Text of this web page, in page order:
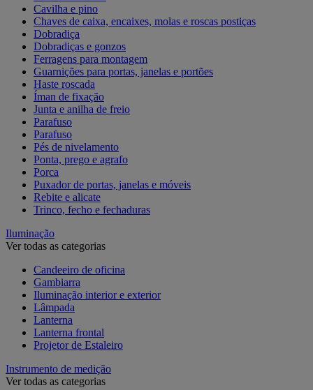
Cavilha e pino
Chaves de caixa, encaixes, molas e roscas postiças
Dobradiça
Dobradiças e gonzos
Ferragens para montagem
Guarnições para portas, janelas e portões
Haste roscada
Íman de fixação
Junta e anilha de freio
Parafuso
Parafuso
Pés de nivelamento
Ponta, prego e agrafo
Porca
Puxador de portas, janelas e móveis
Rebite e alicate
Trinco, fecho e fechaduras
Iluminação
Ver todas as categorias
Candeeiro de oficina
Gambiarra
Iluminação interior e exterior
Lâmpada
Lanterna
Lanterna frontal
Projetor de Estaleiro
Instrumento de medição
Ver todas as categorias